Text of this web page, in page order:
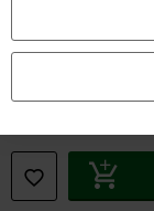
Ochrana osobných
Likvidácia odpadu
Vyhlásenie o zhode
Informácie o